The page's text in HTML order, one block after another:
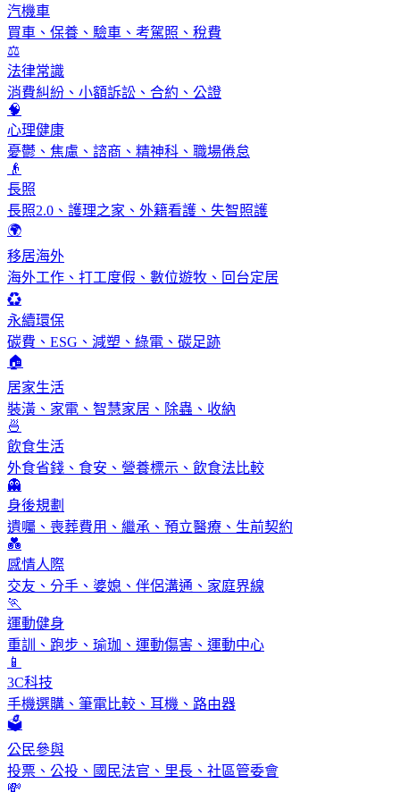
汽機車
買車、保養、驗車、考駕照、稅費
⚖️
法律常識
消費糾紛、小額訴訟、合約、公證
🧠
心理健康
憂鬱、焦慮、諮商、精神科、職場倦怠
👴
長照
長照2.0、護理之家、外籍看護、失智照護
🌍
移居海外
海外工作、打工度假、數位遊牧、回台定居
♻️
永續環保
碳費、ESG、減塑、綠電、碳足跡
🏠
居家生活
裝潢、家電、智慧家居、除蟲、收納
🍜
飲食生活
外食省錢、食安、營養標示、飲食法比較
👻
身後規劃
遺囑、喪葬費用、繼承、預立醫療、生前契約
💑
感情人際
交友、分手、婆媳、伴侶溝通、家庭界線
🏃
運動健身
重訓、跑步、瑜珈、運動傷害、運動中心
📱
3C科技
手機選購、筆電比較、耳機、路由器
🗳️
公民參與
投票、公投、國民法官、里長、社區管委會
💸